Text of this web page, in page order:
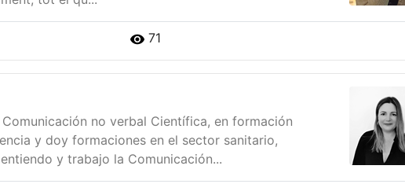
71
no verbal Científica, en formación
y doy formaciones en el sector sanitario,
y trabajo la Comunicación...